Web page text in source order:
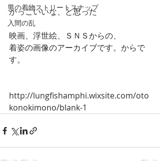
男の着物ストリートスナップ
入間の乱
かっこいいな、と思った
映画、浮世絵、ＳＮＳからの、
着姿の画像のアーカイブです。からで
す。
http://lungfishamphi.wixsite.com/oto
konokimono/blank-1